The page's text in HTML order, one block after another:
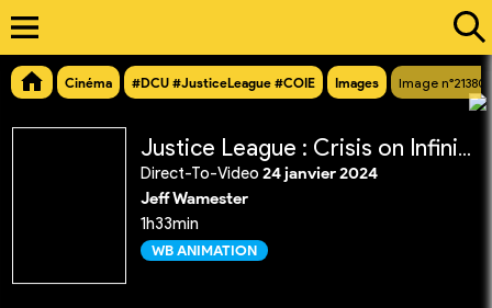
Cinéma #DCU #JusticeLeague #COIE Images Image n°21380
Justice League : Crisis on Infinite Earths Partie 1
Direct-To-Video 24 janvier 2024
Jeff Wamester
1h33min
WB ANIMATION